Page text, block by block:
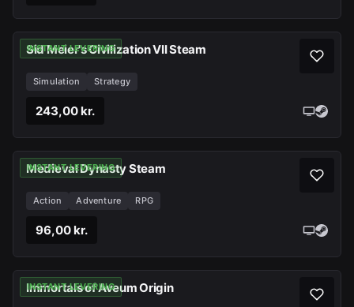
INSTANT LEVERING
Sid Meier's Civilization VII Steam
Simulation Strategy
243,00 kr.
INSTANT LEVERING
Medieval Dynasty Steam
Action Adventure RPG
96,00 kr.
INSTANT LEVERING
Immortals of Aveum Origin